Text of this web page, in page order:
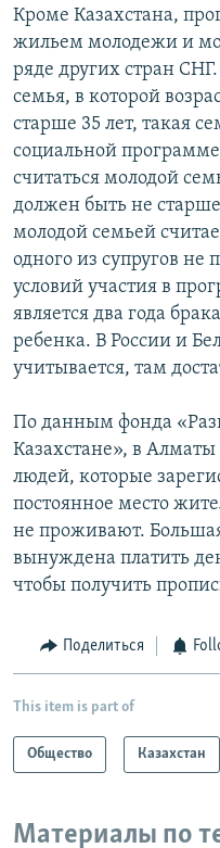
Кроме Казахстана,
жильем молодежи и
ряде других стран
семья, в которой
старше 35 лет, такая
социальной
считаться молодой
должен быть не старше
молодой семьей
одного из супругов
условий участия в
является два года
ребенка. В России и
учитывается, там
По данным фонда
Казахстане», в
людей, которые
постоянное место
не проживают.
вынуждена платить
чтобы получить
Поделиться
This item is part of
Общество Казахстан
Материалы по